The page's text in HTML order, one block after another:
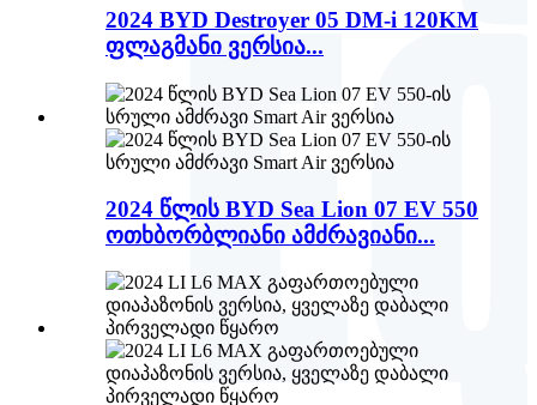
2024 BYD Destroyer 05 DM-i 120KM
ფლაგმანი ვერსია...
2024 წლის BYD Sea Lion 07 EV 550
ოთხბორბლიანი ამძრავიანი...